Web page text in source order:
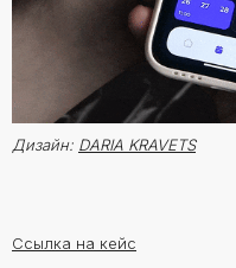
Дизайн: DARIA KRAVETS
Ссылка на кейс